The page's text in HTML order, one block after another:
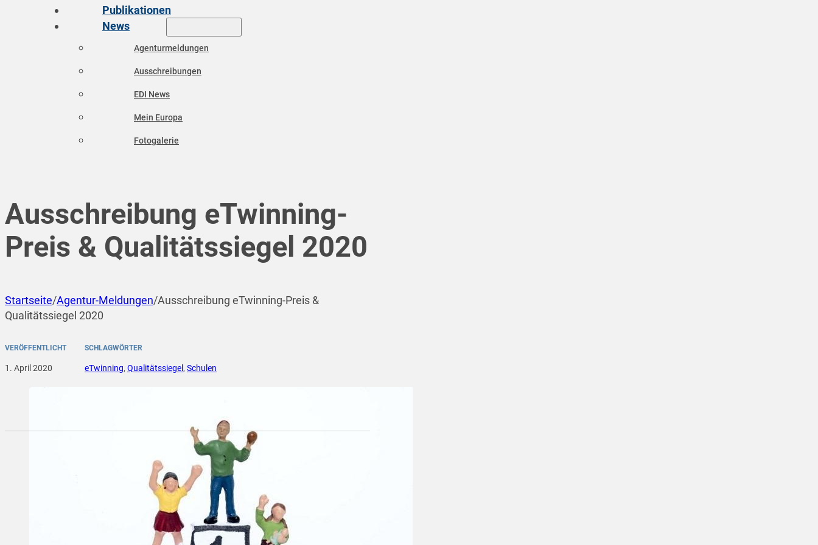
Publikationen
News
Agenturmeldungen
Ausschreibungen
EDI News
Mein Europa
Fotogalerie
Ausschreibung eTwinning-
Preis & Qualitätssiegel 2020
Startseite/Agentur-Meldungen/Ausschreibung eTwinning-Preis &
Qualitätssiegel 2020
VERÖFFENTLICHT
1. April 2020
SCHLAGWÖRTER
eTwinning, Qualitätssiegel , Schulen